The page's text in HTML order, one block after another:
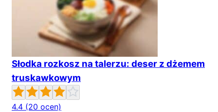
Słodka rozkosz na talerzu: deser z dżemem
truskawkowym
4.4 (20 ocen)